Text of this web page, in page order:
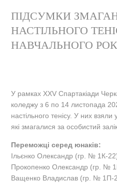
ПІДСУМКИ
НАСТІЛЬНОГО
НАВЧАЛЬНОГО
У рамках XХV Спартакіади
коледжу з 6 по 14 листопада
настільного тенісу. У них взяли
які змагалися за особистий
Переможці серед юнаків:
Ільєнко Олександр (гр. № 1К-
Прокопенко Олександр (гр. №
Ващенко Владислав (гр. № 1П-